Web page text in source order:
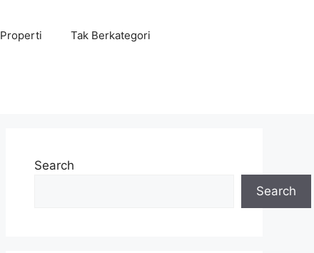
Properti Tak Berkategori
Search
Search